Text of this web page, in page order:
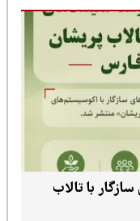
با تالاب